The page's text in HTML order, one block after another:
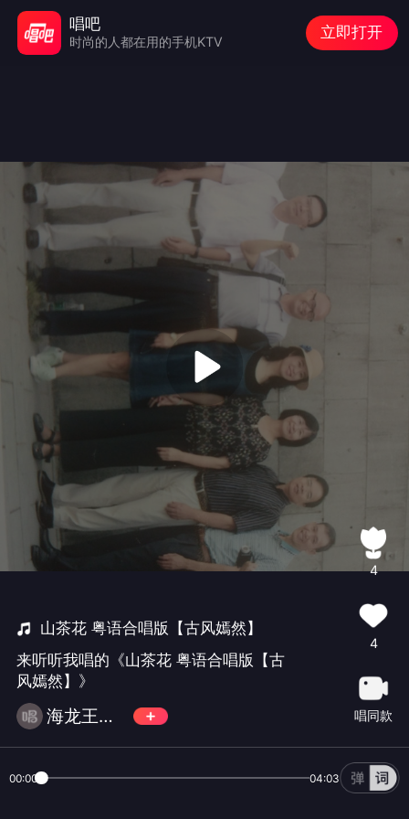
山茶花 粤语合唱版【古风嫣然】
来听听我唱的《山茶花 粤语合唱版【古
风嫣然】》
海龙王小子
4
4
唱同款
00:00 04:03
唱吧
时尚的人都在用的手机KTV
立即打开